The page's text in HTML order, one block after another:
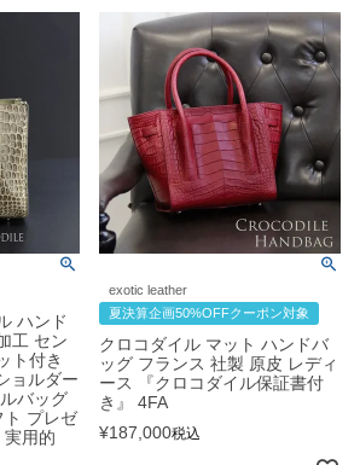
ハンド
工 セン
ト付き
ョルダー
バッグ
ト プレゼ
実用的
exotic leather
夏決算企画50%OFFクーポン対象
クロコダイル マット ハンドバ
ッグ フランス 社製 原皮 レディ
ース 『クロコダイル保証書付
き』 4FA
¥187,000税込